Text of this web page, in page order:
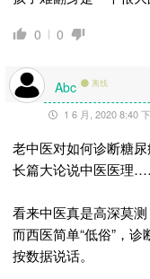
0 0
Abc 离线
1 6 月, 2020 8:40
老中医对如何诊断糖
长篇大论说中医医理
看来中医真是高深莫测
而西医简单“低俗”，
按数据说话。